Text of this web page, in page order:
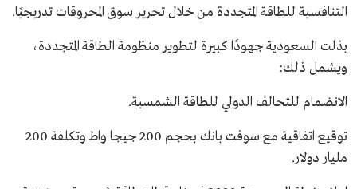
التنافسية للطاقة المتجددة من خلال تحرير سوق المحروقات تدريجيًا.
بذلت السعودية جهودًا كبيرة لتطوير منظومة الطاقة المتجددة،
ويشمل ذلك:
الانضمام للتحالف الدولي للطاقة الشمسية.
توقيع اتفاقية مع سوفت بانك بحجم 200 جيجا واط وتكلفة 200
مليار دولار.